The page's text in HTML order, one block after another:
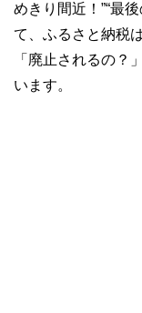
めきり間近！”“最
て、ふるさと納税
「廃止されるの？
います。